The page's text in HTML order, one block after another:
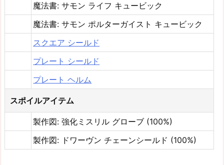
魔法書: サモン ライフ キュービック
魔法書: サモン ポルターガイスト キュービック
スクエア シールド
プレート シールド
プレート ヘルム
スポイルアイテム
製作図: 強化ミスリル グローブ (100%)
製作図: ドワーヴン チェーンシールド (100%)